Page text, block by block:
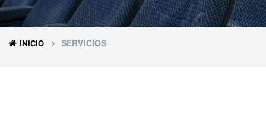
INICIO SERVICIOS